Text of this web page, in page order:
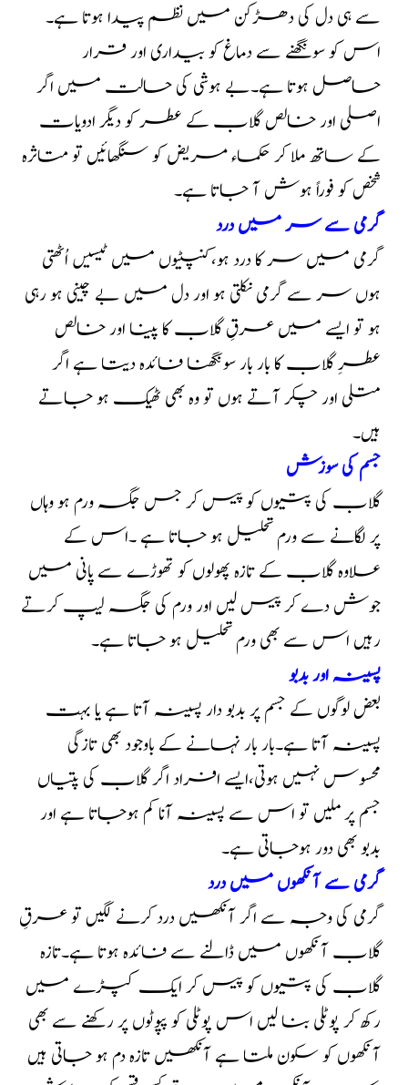
سے ہی دل کی دھڑکن میں نظم پیدا ہوتا ہے۔
اس کو سونگھنے سے دماغ کو بیداری اور قرار
حاصل ہوتا ہے۔بے ہوشی کی حالت میں اگر
اصلی اور خالص گلاب کے عطر کو دیگر ادویات
کے ساتھ ملا کر حکماء مریض کو سنگھائیں تو متاثرہ
شخص کو فوراً ہوش آ جاتا ہے۔
گرمی سے سر میں درد
گرمی میں سر کا درد ہو،کنپٹیوں میں ٹیسیں اُٹھتی
ہوں سر سے گرمی نکلتی ہو اور دل میں بے چینی ہو رہی
ہو تو ایسے میں عرقِ گلاب کا پینا اور خالص
عطرِ گلاب کا بار بار سونگھنا فائدہ دیتا ہے اگر
متلی اور چکر آتے ہوں تو وہ بھی ٹھیک ہو جاتے
ہیں۔
جسم کی سوزش
گلاب کی پتیوں کو پیس کر جس جگہ ورم ہو وہاں
پر لگانے سے ورم تحلیل ہو جاتا ہے ۔اس کے
علاوہ گلاب کے تازہ پھولوں کو تھوڑے سے پانی میں
جوش دے کر پیس لیں اور ورم کی جگہ لیپ کرتے
رہیں اس سے بھی ورم تحلیل ہو جاتا ہے۔
پسینہ اور بدبو
بعض لوگوں کے جسم پر بدبو دار پسینہ آتا ہے یا بہت
پسینہ آتا ہے۔بار بار نہانے کے باوجود بھی تازگی
محسوس نہیں ہوتی،ایسے افراد اگر گلاب کی پتیاں
جسم پر ملیں تو اس سے پسینہ آنا کم ہوجاتا ہے اور
بدبو بھی دور ہوجاتی ہے۔
گرمی سے آنکھوں میں درد
گرمی کی وجہ سے اگر آنکھیں درد کرنے لگیں تو عرقِ
گلاب آنکھوں میں ڈالنے سے فائدہ ہوتا ہے۔تازہ
گلاب کی پتیوں کو پیس کر ایک کپڑے میں
رکھ کر پوٹلی بنا لیں اس پوٹلی کو پپوٹوں ‌پر رکھنے سے بھی
آنکھوں کو سکون ملتا ہے آنکھیں تازہ دم ہو جاتی ہیں